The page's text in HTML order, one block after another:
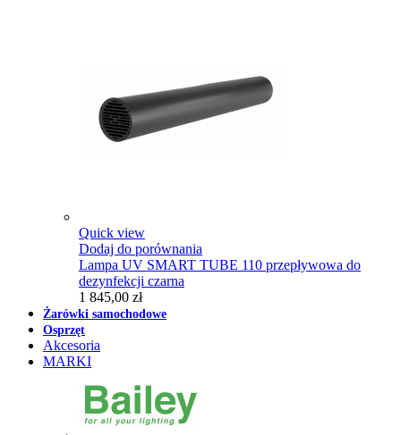
Quick view
Dodaj do porównania
Lampa UV SMART TUBE 110 przepływowa do
dezynfekcji czarna
1 845,00 zł
Żarówki samochodowe
Osprzęt
Akcesoria
MARKI